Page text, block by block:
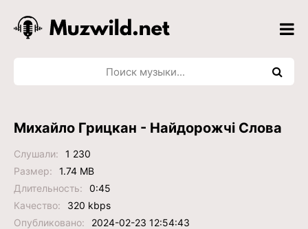
Михайло Грицкан - Найдорожчi Слова
Слушали:
1 230
Размер:
1.74 MB
Длительность:
0:45
Качество:
320 kbps
Опубликовано:
2024-02-23 12:54:43